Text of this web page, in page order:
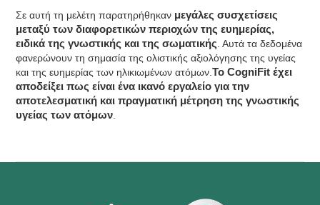
Σε αυτή τη μελέτη παρατηρήθηκαν μεγάλες συσχετίσεις
μεταξύ των διαφορετικών περιοχών της ευημερίας,
ειδικά της γνωστικής και της σωματικής . Αυτά τα δεδομένα
φανερώνουν τη σημασία της ολιστικής αξιολόγησης της υγείας
και της ευημερίας των ηλικιωμένων ατόμων.Το CogniFit έχει
αποδείξει πως είναι ένα ικανό εργαλείο για την
αποτελεσματική και πραγματική μέτρηση της γνωστικής
υγείας των ατόμων